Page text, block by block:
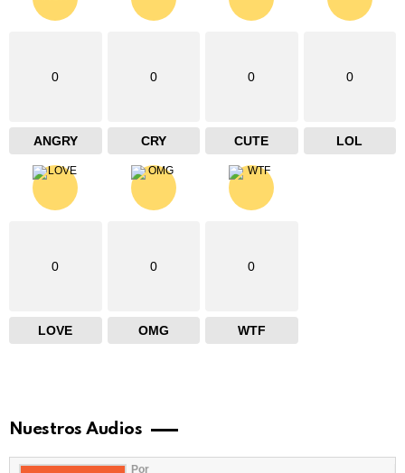
0
ANGRY
0
CRY
0
CUTE
0
LOL
0
LOVE
0
OMG
0
WTF
Nuestros Audios